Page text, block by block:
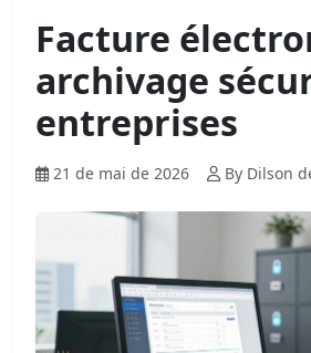
Facture
archivage
entreprises
21 de mai de 2026 By Dilson